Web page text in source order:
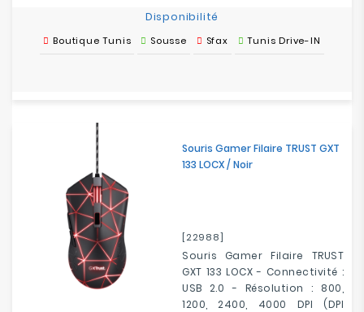
Disponibilité
Boutique Tunis Sousse Sfax Tunis Drive-IN
Souris Gamer Filaire TRUST GXT
133 LOCX / Noir
[22988]
Souris Gamer Filaire TRUST
GXT 133 LOCX - Connectivité :
USB 2.0 - Résolution : 800,
1200, 2400, 4000 DPI (DPI